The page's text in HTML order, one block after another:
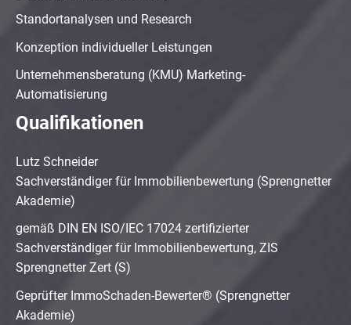
Standortanalysen und Research
Konzeption individueller Leistungen
Unternehmensberatung (KMU) Marketing-
Automatisierung
Qualifikationen
Lutz Schneider
Sachverständiger für Immobilienbewertung (Sprengnetter
Akademie)
gemäß DIN EN ISO/IEC 17024 zertifizierter
Sachverständiger für Immobilienbewertung, ZIS
Sprengnetter Zert (S)
Geprüfter ImmoSchaden-Bewerter® (Sprengnetter
Akademie)